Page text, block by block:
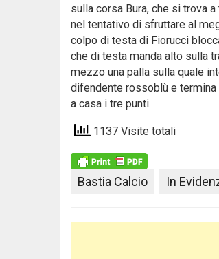
sulla corsa Bura, che si trova
nel tentativo di sfruttare al
colpo di testa di Fiorucci
che di testa manda alto sulla
mezzo una palla sulla quale
difendente rossoblù e termina
a casa i tre punti.
1137 Visite totali
Bastia Calcio In